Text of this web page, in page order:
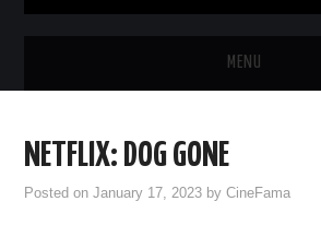
MENU
NETFLIX: DOG GONE
Posted onJanuary 17, 2023 byCineFama